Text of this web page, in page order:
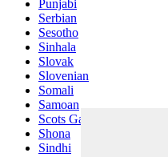
Punjabi
Serbian
Sesotho
Sinhala
Slovak
Slovenian
Somali
Samoan
Scots Gaelic
Shona
Sindhi